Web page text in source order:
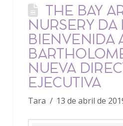
THE BAY
NURSERY DA
BIENVENIDA
NUEVA
EJECUTIVA
Tara 13 de abril de